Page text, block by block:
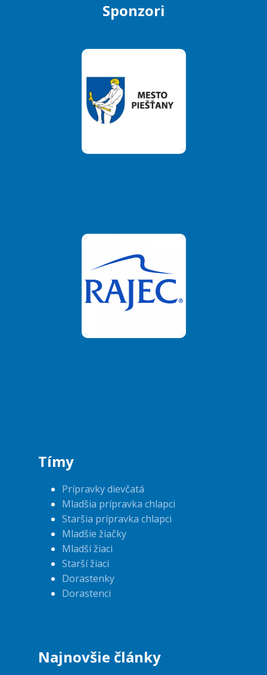
Sponzori
Tímy
Prípravky dievčatá
Mladšia prípravka chlapci
Staršia prípravka chlapci
Mladšie žiačky
Mladší žiaci
Starší žiaci
Dorastenky
Dorastenci
Najnovšie články